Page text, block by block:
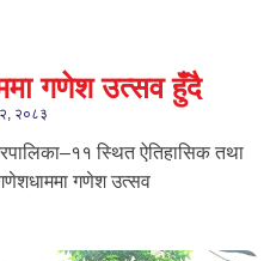
गणेश उत्सव हुँदै
२०८३
स्थित ऐतिहासिक तथा
गणेश उत्सव